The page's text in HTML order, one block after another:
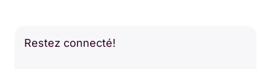
Restez connecté!